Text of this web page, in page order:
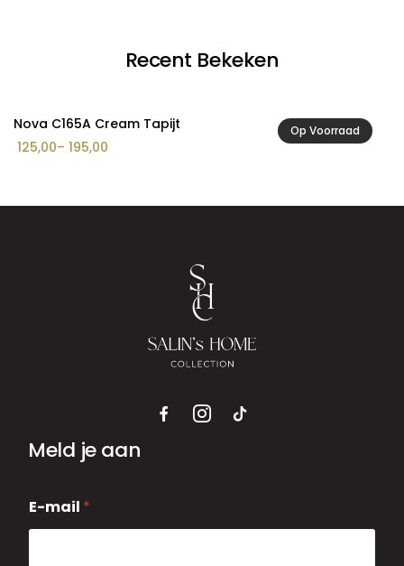
Recent Bekeken
Op Voorraad
Nova C165A Cream Tapijt
125,00– 195,00
Prijsklasse:
Meld je aan
-
m
E-mail *